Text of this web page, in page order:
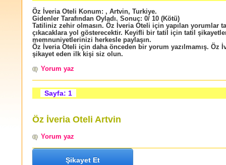
Öz İveria Oteli Konum: , Artvin, Turkiye.
Gidenler Tarafından Oyladı. Sonuç: 0/ 10 (Kötü)
Tatiliniz zehir olmasın. Öz İveria Oteli için yapılan yorumlar
çıkacaklara yol gösterecektir. Keyifli bir tatil için tatil
memnuniyetlerinizi herkesle paylaşın.
Öz İveria Oteli için daha önceden bir yorum yazılmamış. Öz
şikayet eden ilk kişi siz olun.
Yorum yaz
Sayfa: 1
Öz İveria Oteli Artvin
Yorum yaz
Şikayet Et